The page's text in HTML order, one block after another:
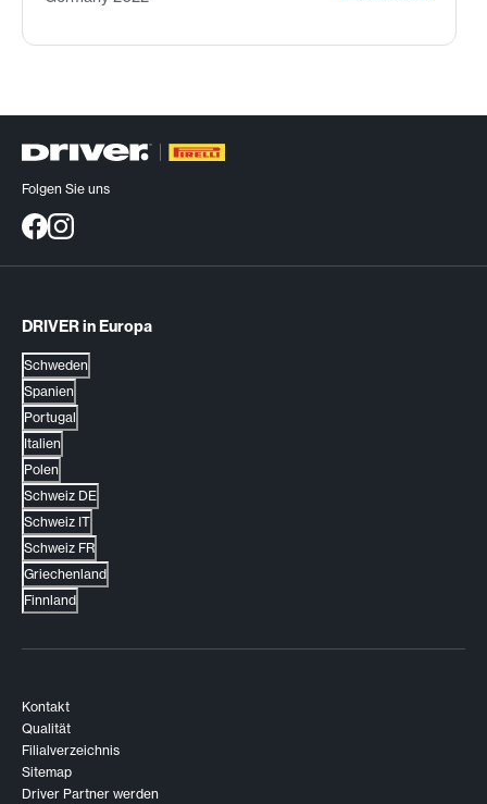
Folgen Sie uns
DRIVER in Europa
Schweden
Spanien
Portugal
Italien
Polen
Schweiz DE
Schweiz IT
Schweiz FR
Griechenland
Finnland
Kontakt
Qualität
Filialverzeichnis
Sitemap
Driver Partner werden